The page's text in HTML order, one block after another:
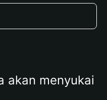
akan menyukai